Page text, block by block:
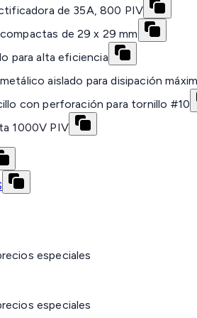
de 35A, 800 PIV
de 29 x 29 mm
para alta eficiencia
aislado para disipación
con perforación para tornillo #10
1000V PIV
especiales
especiales